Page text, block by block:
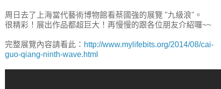
周日去了上海當代藝術博物館看蔡國強的展覽 "九級浪"。
很精彩！展出作品都超巨大！再慢慢的跟各位朋友介紹囉~~
完整展覽內容請看此： http://www.mylifebits.org/2014/08/cai-
guo-qiang-ninth-wave.html